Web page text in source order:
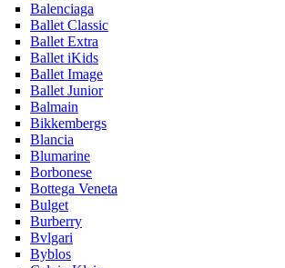
Balenciaga
Ballet Classic
Ballet Extra
Ballet iKids
Ballet Image
Ballet Junior
Balmain
Bikkembergs
Blancia
Blumarine
Borbonese
Bottega Veneta
Bulget
Burberry
Bvlgari
Byblos